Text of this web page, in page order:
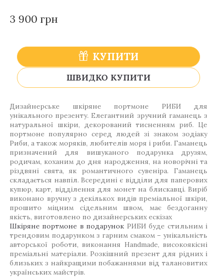
3 900 грн
КУПИТИ
ШВИДКО КУПИТИ
Дизайнерське шкіряне портмоне РИБИ для
унікального презенту. Елегантний зручний гаманець з
натуральної шкіри, декорований тисненням риб. Це
портмоне популярно серед людей зі знаком зодіаку
Риби, а також моряків, любителів моря і риби. Гаманець
призначений для вишуканого подарунка друзям,
родичам, коханим до дня народження, на новорічні та
різдвяні свята, як романтичного сувеніра. Гаманець
складається навпіл. Всередині є відділи для паперових
купюр, карт, відділення для монет на блискавці. Виріб
виконано вручну з декількох видів преміальної шкіри,
прошито міцним сідельним швом, має бездоганну
якість, виготовлено по дизайнерських ескізах
Шкіряне портмоне в подарунок РИБИ буде стильним і
трендовим подарунком з гарним смаком – унікальність
авторської роботи, виконання Handmade, високоякісні
преміальні матеріали. Розкішний презент для рідних і
близьких з найкращими побажаннями від талановитих
українських майстрів.